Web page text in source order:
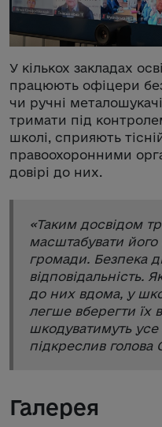
У кількох закладах
працюють офіцери
чи ручні
тримати під
школі, сприяють
правоохоронними
довірі до них.
«Таким досвідом
масштабувати його
громади. Безпека
до них вдома, у
легше вберегти їх
шкодуватимуть
підкреслив голова
Галерея